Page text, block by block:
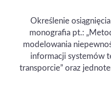
Określenie
monografia pt.:
modelowania
informacji systemów
transporcie” oraz